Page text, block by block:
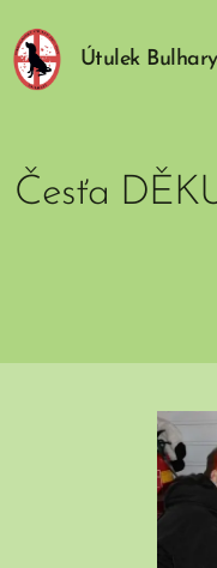
Útulek Bulhary
Česťa